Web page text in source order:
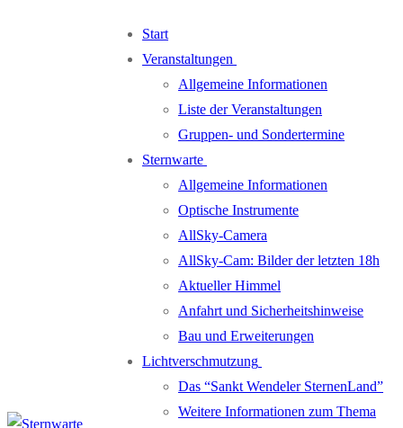
Start
Veranstaltungen
Allgemeine Informationen
Liste der Veranstaltungen
Gruppen- und Sondertermine
Sternwarte
Allgemeine Informationen
Optische Instrumente
AllSky-Camera
AllSky-Cam: Bilder der letzten 18h
Aktueller Himmel
Anfahrt und Sicherheitshinweise
Bau und Erweiterungen
Lichtverschmutzung
Das “Sankt Wendeler SternenLand”
Weitere Informationen zum Thema